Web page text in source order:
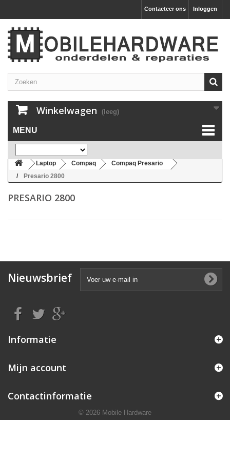
Inloggen
Contacteer ons
Winkelwagen (leeg)
MENU
Laptop Compaq
Compaq Presario
Presario 2800
PRESARIO 2800
Nieuwsbrief
Informatie
Mijn account
Contactinformatie
© 2026 Mobile Hardware